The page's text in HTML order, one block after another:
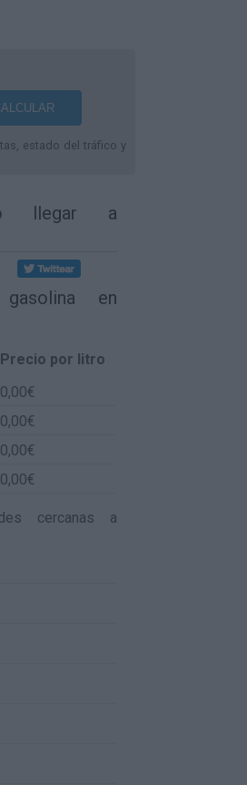
estado del tráfico y
llegar a
en
Precio por litro
0,00€
0,00€
0,00€
0,00€
cercanas a